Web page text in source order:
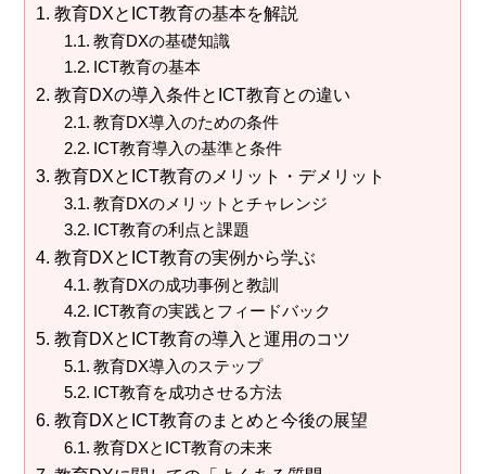
教育DXとICT教育の基本を解説
教育DXの基礎知識
ICT教育の基本
教育DXの導入条件とICT教育との違い
教育DX導入のための条件
ICT教育導入の基準と条件
教育DXとICT教育のメリット・デメリット
教育DXのメリットとチャレンジ
ICT教育の利点と課題
教育DXとICT教育の実例から学ぶ
教育DXの成功事例と教訓
ICT教育の実践とフィードバック
教育DXとICT教育の導入と運用のコツ
教育DX導入のステップ
ICT教育を成功させる方法
教育DXとICT教育のまとめと今後の展望
教育DXとICT教育の未来